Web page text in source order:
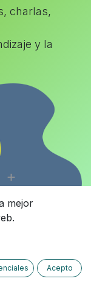
charlas,
y la
mejor
Acepto